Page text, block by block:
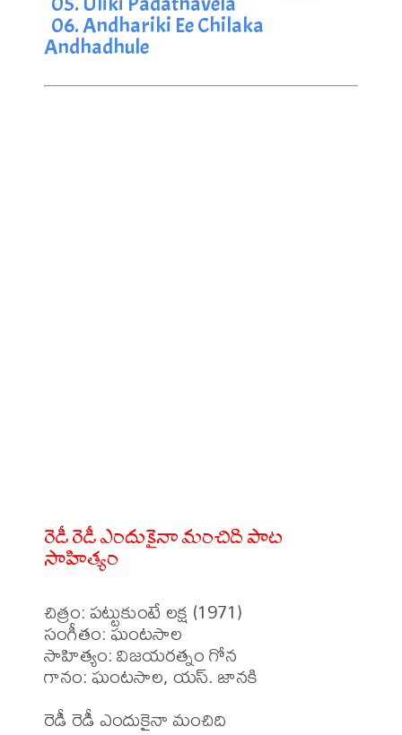
06. Andhariki Ee Chilaka
Andhadhule
రెడీ రెడీ ఎందుకైనా మంచిది పాట
సాహిత్యం
చిత్రం: పట్టుకుంటే లక్ష (1971)
సంగీతం: ఘంటసాల
సాహిత్యం: విజయరత్నం గోన
గానం: ఘంటసాల, యస్. జానకి